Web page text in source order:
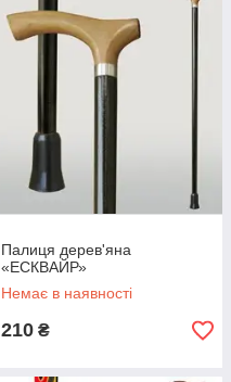
Палиця дерев'яна
«ЕСКВАЙР»
Немає в наявності
210 ₴